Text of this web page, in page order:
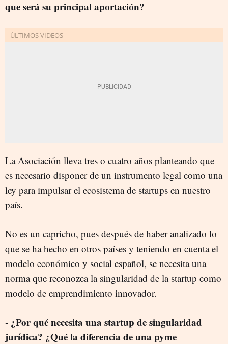
que será su principal aportación?
La Asociación lleva tres o cuatro años planteando que
es necesario disponer de un instrumento legal como una
ley para impulsar el ecosistema de startups en nuestro
país.
No es un capricho, pues después de haber analizado lo
que se ha hecho en otros países y teniendo en cuenta el
modelo económico y social español, se necesita una
norma que reconozca la singularidad de la startup como
modelo de emprendimiento innovador.
- ¿Por qué necesita una startup de singularidad
jurídica? ¿Qué la diferencia de una pyme